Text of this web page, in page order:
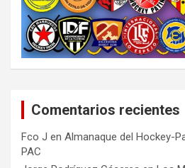
Comentarios recientes
Fco J en Almanaque del Hockey-
PAC